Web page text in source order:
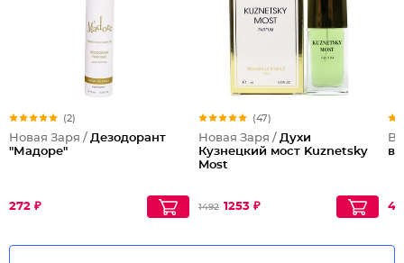
(2)
Новая Заря / Дезодорант
"Мадоре"
272 ₽
(47)
Новая Заря / Духи
Кузнецкий мост Kuznetsky
Most
1492 1253 ₽